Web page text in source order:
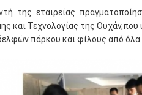
της εταιρείας
και Τεχνολογίας της
πάρκου και φίλους από